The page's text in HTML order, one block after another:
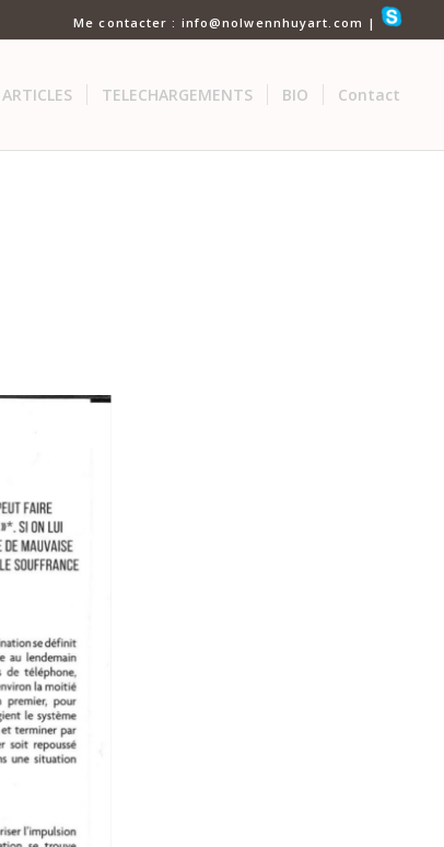
Me contacter : info@nolwennhuyart.com |
ARTICLES TELECHARGEMENTS BIO Contact